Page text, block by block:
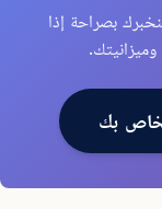
لمدة 15 دقيقة. سنخبرك بصراحة إذا
بك